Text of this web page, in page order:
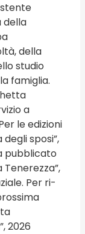
della
della
studio
famiglia.
a
le edizioni
sposi”,
pubblicato
Tenerezza”,
Per ri-
2026